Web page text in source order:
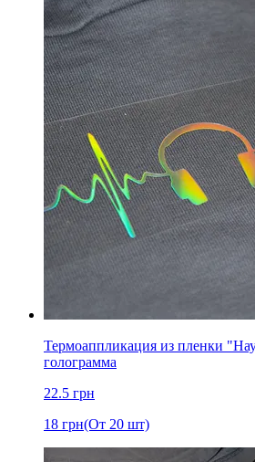
Термоаппликация из пленки
голограмма
22.5 грн
18 грн(От 20 шт)